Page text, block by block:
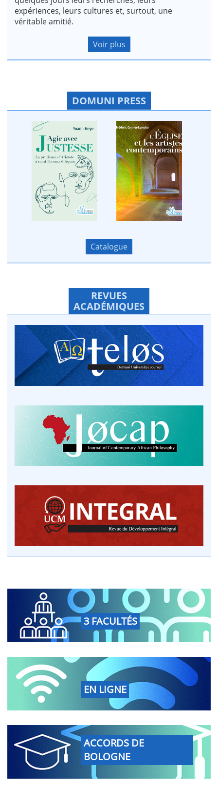
expériences, leurs cultures et, surtout, une
véritable amitié.
Voir plus
DOMUNI PRESS
Catalogue
REVUES
ACADÉMIQUES
3 FACULTÉS
EN LIGNE
ACCORDS DE
BOLOGNE